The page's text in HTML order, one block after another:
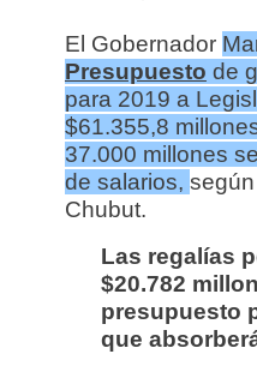
El Gobernador
Presupuesto de
para 2019 a
$61.355,8
37.000 millones
de salarios, según
Chubut.
Las regalías
$20.782
presupuesto
que